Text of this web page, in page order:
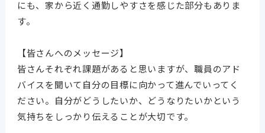
にも、家から近く通勤しやすさを感じた部分もありま
す。
【皆さんへのメッセージ】
皆さんそれぞれ課題があると思いますが、職員のアド
バイスを聞いて自分の目標に向かって進んでいってく
ださい。自分がどうしたいか、どうなりたいかという
気持ちをしっかり伝えることが大切です。